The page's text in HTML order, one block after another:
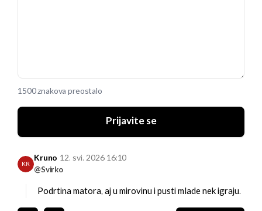
1500 znakova preostalo
Prijavite se
KR
Kruno
@Svirko
12. svi. 2026 16:10
Podrtina matora, aj u mirovinu i pusti mlade nek igraju.